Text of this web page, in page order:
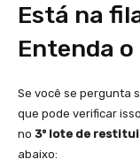
Está na
Entenda
Se você se pergunta
que pode verificar
no 3º lote de
abaixo: